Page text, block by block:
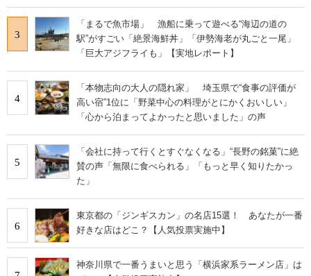
3
「まるで魚市場」 漁船に乗って遊べる“海辺の道の
駅”がすごい「絶景海鮮丼」「伊勢海老が丸ごと一尾」
「巨大アジフライも」【実地レポート】
4
「本物志向の大人の隠れ家」 埼玉県で“食事の評価が
高い宿”1位に「野菜中心の料理がとにかくおいしい」
「心から泊まってよかったと思いました」の声
5
「会社に持って行くとすぐなくなる」“長野の銘菓”に絶
賛の声「無限に食べられる」「もっと早く知りたかっ
た」
6
東京都の「ジンギスカン」の名店15選！ あなたが一番
好きな店はどこ？【人気投票実施中】
神奈川県で一番うまいと思う「横浜家系ラーメン店」は